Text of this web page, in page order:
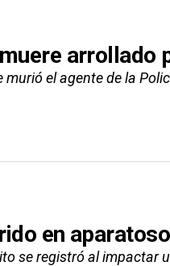
arrollado
murió el agente de la
en
se registró al impactar